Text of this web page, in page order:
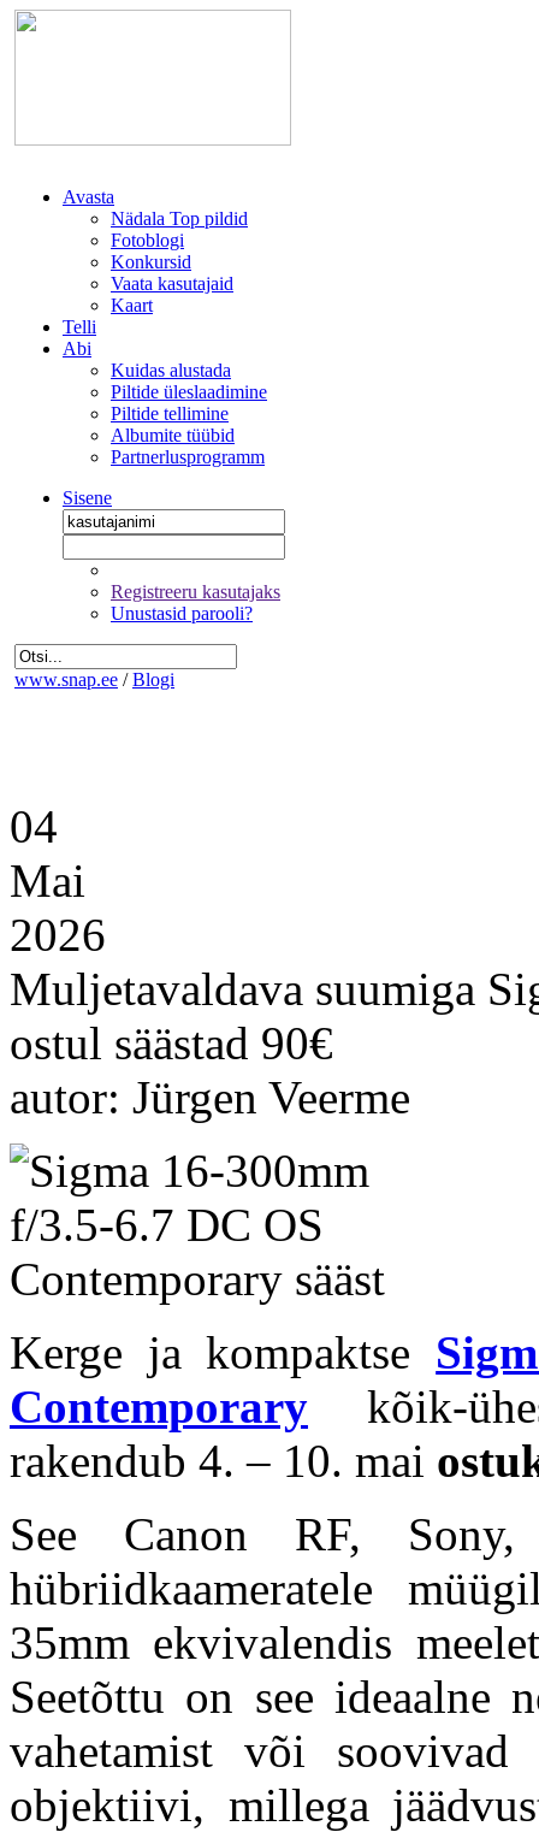
Avasta
Nädala Top pildid
Fotoblogi
Konkursid
Vaata kasutajaid
Kaart
Telli
Abi
Kuidas alustada
Piltide üleslaadimine
Piltide tellimine
Albumite tüübid
Partnerlusprogramm
Sisene
Registreeru kasutajaks
Unustasid parooli?
www.snap.ee / Blogi
04
Mai
2026
Muljetavaldava suumiga
ostul säästad 90€
autor: Jürgen Veerme
Kerge ja kompaktse
Contemporary kõik-
rakendub 4. – 10. mai
See Canon RF, Sony,
hübriidkaameratele
35mm ekvivalendis
Seetõttu on see ideaalne
vahetamist või
objektiivi, millega